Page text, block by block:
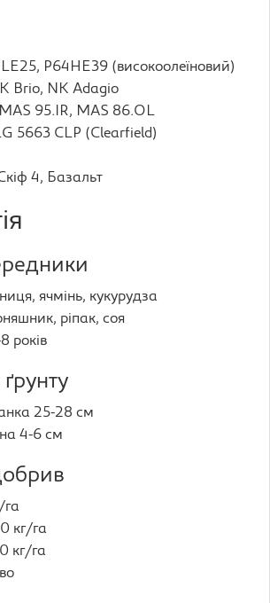
P64HE39 (високоолеїновий)
Brio, NK Adagio
95.IR, MAS 86.OL
5663 CLP (Clearfield)
4, Базальт
ячмінь, кукурудза
ріпак, соя
років
25-28 см
4-6 см
га
кг/га
кг/га